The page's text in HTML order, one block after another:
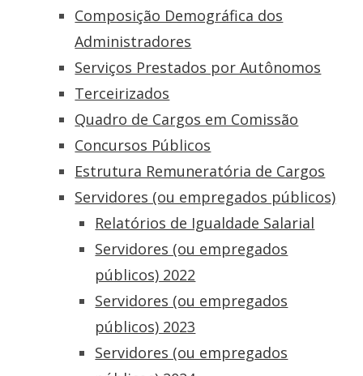
Composição Demográfica dos
Administradores
Serviços Prestados por Autônomos
Terceirizados
Quadro de Cargos em Comissão
Concursos Públicos
Estrutura Remuneratória de Cargos
Servidores (ou empregados públicos)
Relatórios de Igualdade Salarial
Servidores (ou empregados
públicos) 2022
Servidores (ou empregados
públicos) 2023
Servidores (ou empregados